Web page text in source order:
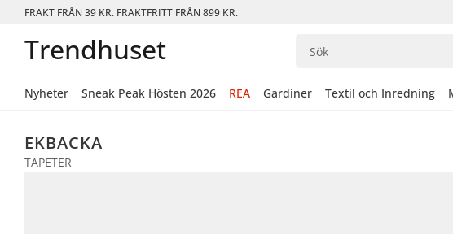
FRAKT FRÅN 39 KR. FRAKTFRITT FRÅN 899 KR.
Trendhuset
Nyheter Sneak Peak Hösten 2026 REA Gardiner Textil och Inredning
EKBACKA
TAPETER